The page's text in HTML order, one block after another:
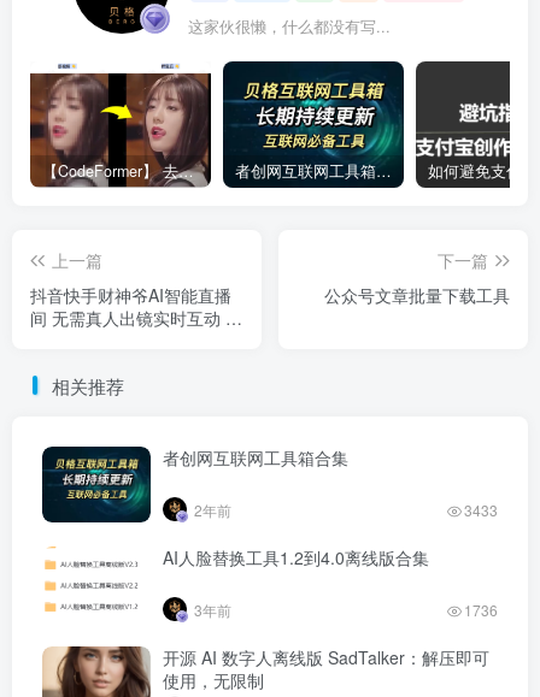
这家伙很懒，什么都没有写...
【CodeFormer】 去马赛克神器 者创网互联网工具箱合集
上一篇
抖音快手财神爷AI智能直播
间 无需真人出镜实时互动 不
下一篇
公众号文章批量下载工具
相关推荐
者创网互联网工具箱合集
2年前 3433
AI人脸替换工具1.2到4.0离线版合集
3年前 1736
开源 AI 数字人离线版 SadTalker：解压即可
使用，无限制